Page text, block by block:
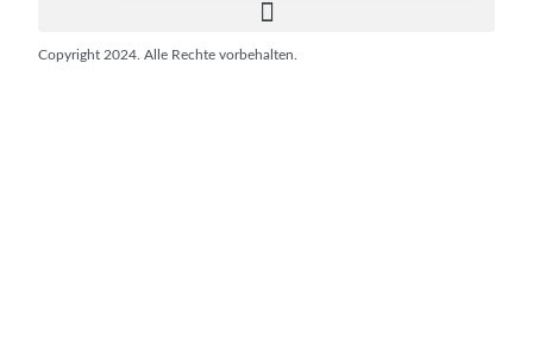
Copyright 2024. Alle Rechte vorbehalten.